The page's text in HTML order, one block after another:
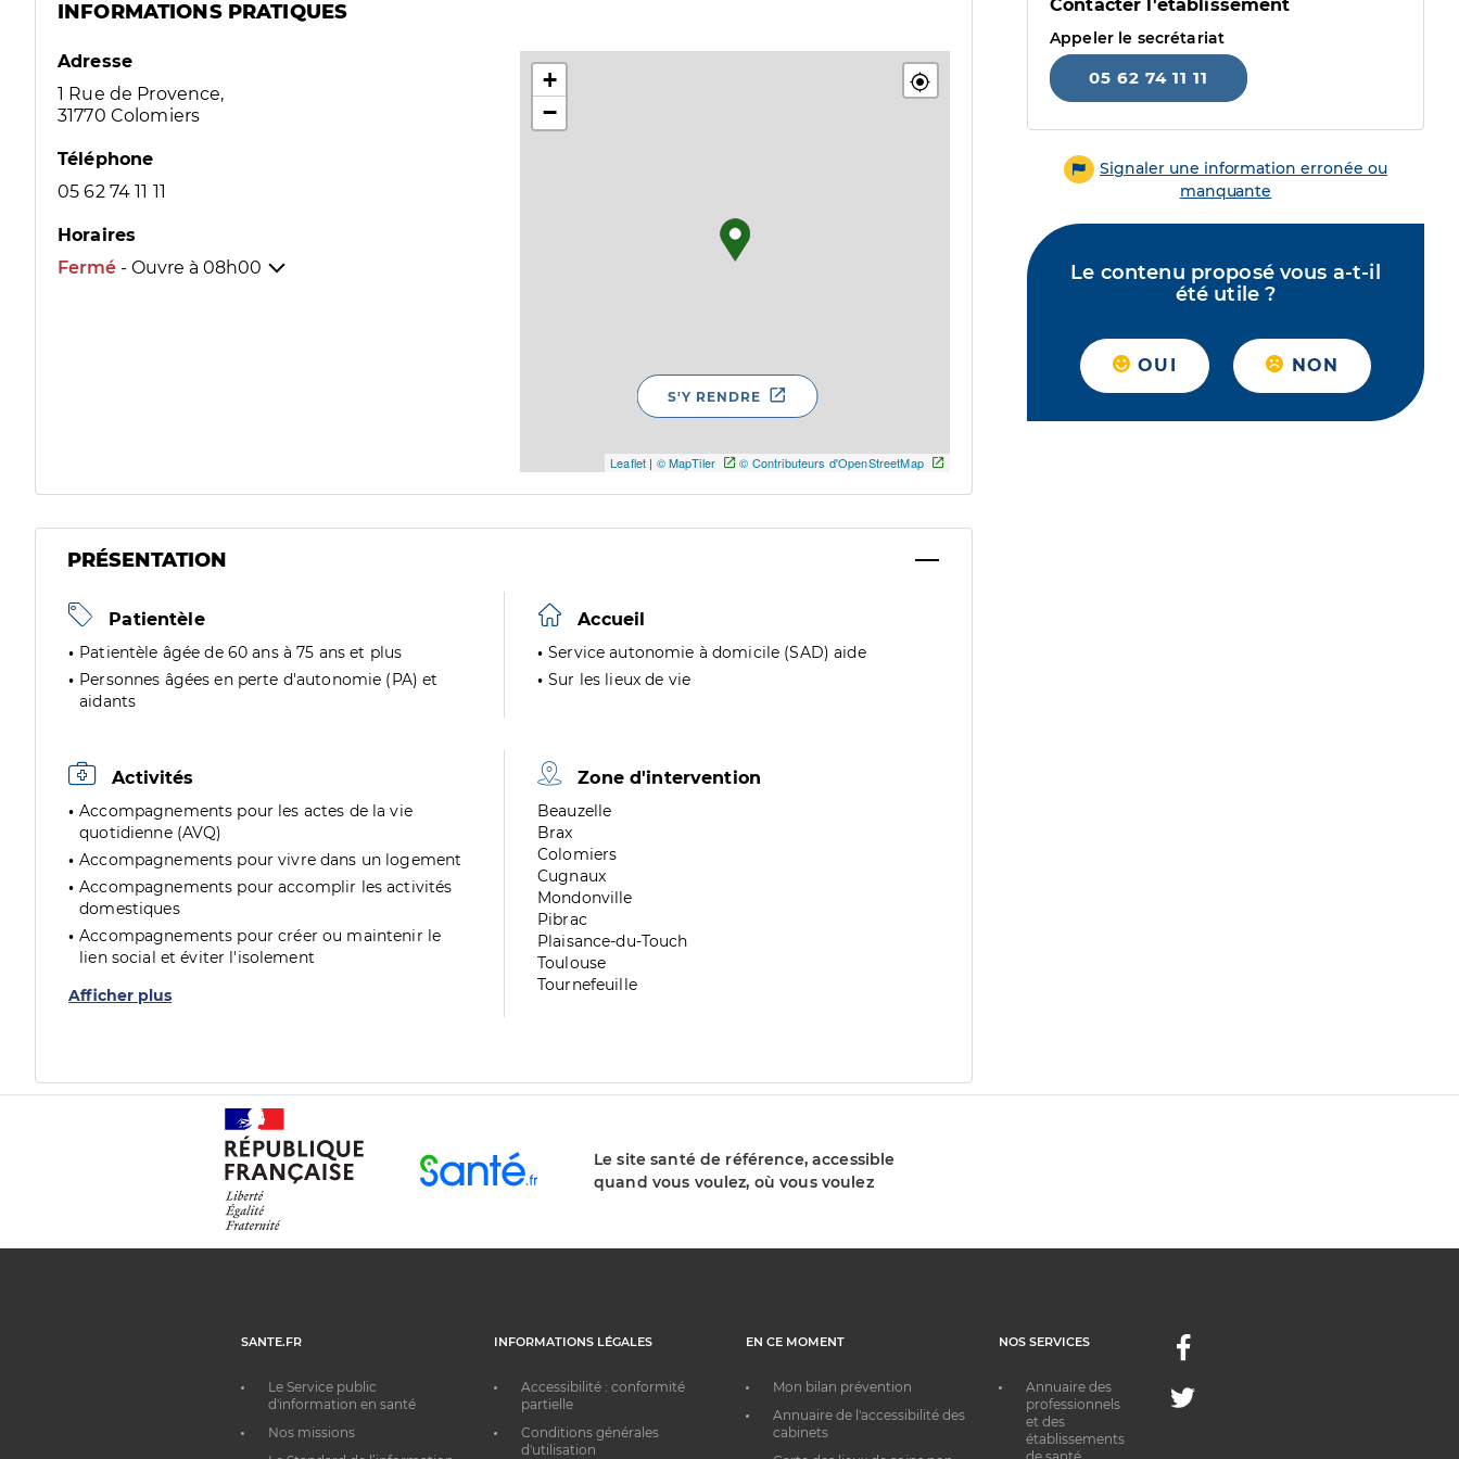
INFORMATIONS PRATIQUES
Adresse
1 Rue de Provence,
31770 Colomiers
Téléphone
05 62 74 11 11
Horaires
Fermé - Ouvre à 08h00
+
−
Leaflet | © MapTiler © Contributeurs d'OpenStreetMap
S'Y RENDRE
PRÉSENTATION
Patientèle
Patientèle âgée de 60 ans à 75 ans et plus
Personnes âgées en perte d'autonomie (PA) et
aidants
Accueil
Service autonomie à domicile (SAD) aide
Sur les lieux de vie
Activités
Accompagnements pour les actes de la vie
quotidienne (AVQ)
Accompagnements pour vivre dans un logement
Accompagnements pour accomplir les activités
domestiques
Accompagnements pour créer ou maintenir le
lien social et éviter l'isolement
Afficher plus
Zone d'intervention
Zone
de
division
Beauzelle
Zone
de
division
Brax
Zone
de
division
Colomiers
Zone
de
division
Cugnaux
Zone
de
division
Mondonville
Zone
de
division
Pibrac
Zone
de
division
Plaisance-du-Touch
Zone
de
Toulouse
Zone
Tournefeuille
Contacter l'établissement
Appeler le secrétariat
05 62 74 11 11
Signaler une information erronée ou
manquante
Le contenu proposé vous a-t-il
été utile ?
OUI NON
Le site santé de référence, accessible
quand vous voulez, où vous voulez
SANTE.FR
Le Service public
d'information en santé
Nos missions
INFORMATIONS LÉGALES
Accessibilité : conformité
partielle
Conditions générales
d'utilisation
EN CE MOMENT
Mon bilan prévention
Annuaire de l'accessibilité des
cabinets
NOS SERVICES
Annuaire des
professionnels
et des
établissements
Facebook
Twitter